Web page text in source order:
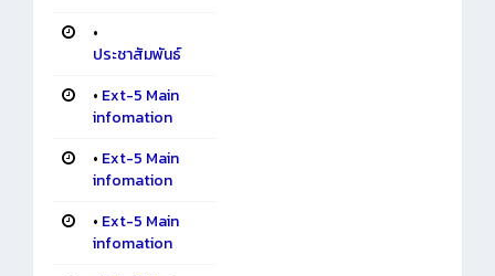
•
ประชาสัมพันธ์
• Ext-5 Main
infomation
• Ext-5 Main
infomation
• Ext-5 Main
infomation